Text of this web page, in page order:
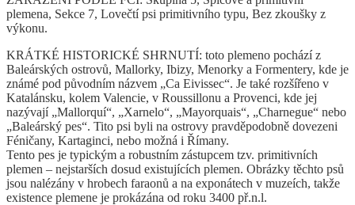
plemena, Sekce 7, Lovečtí psi primitivního typu, Bez zkoušky z
výkonu.
KRÁTKÉ HISTORICKÉ SHRNUTÍ: toto plemeno pochází z
Baleárských ostrovů, Mallorky, Ibizy, Menorky a Formentery, kde je
známé pod původním názvem „Ca Eivissec“. Je také rozšířeno v
Katalánsku, kolem Valencie, v Roussillonu a Provenci, kde jej
nazývají „Mallorquí“, „Xarnelo“, „Mayorquais“, „Charnegue“ nebo
„Baleárský pes“. Tito psi byli na ostrovy pravděpodobně dovezeni
Féničany, Kartaginci, nebo možná i Římany.
Tento pes je typickým a robustním zástupcem tzv. primitivních
plemen – nejstarších dosud existujících plemen. Obrázky těchto psů
jsou nalézány v hrobech faraonů a na exponátech v muzeích, takže
existence plemene je prokázána od roku 3400 př.n.l.